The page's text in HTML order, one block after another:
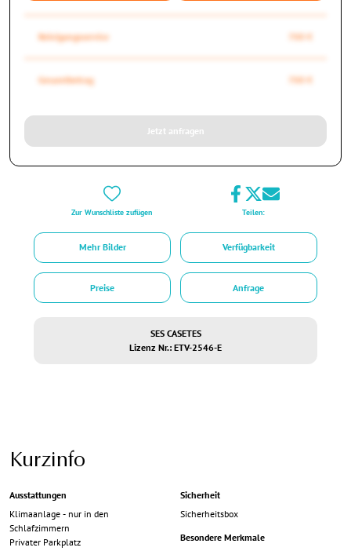
Reinigungsservice 700 €
Gesamtbetrag 700 €
Jetzt anfragen
Zur Wunschliste zufügen Teilen:
Mehr Bilder Verfügbarkeit
Preise Anfrage
SES CASETES
Lizenz Nr.: ETV-2546-E
Kurzinfo
Ausstattungen
Klimaanlage - nur in den
Schlafzimmern
Privater Parkplatz
Sicherheit
Sicherheitsbox
Besondere Merkmale